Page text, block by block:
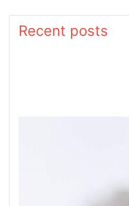
Recent posts